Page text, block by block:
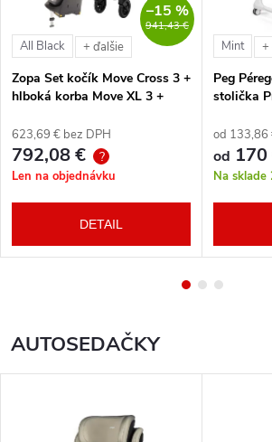
941,43 €
–15 %
All Black + ďalšie
Zopa Set kočík Move Cross 3 +
hlboká korba Move XL 3 +
vlastného výberu + báza
623,69 € bez DPH
792,08 € ?
Len na objednávku
DETAIL
Mint +
Peg
stolička
od 133,86
od 170
Na sklade
AUTOSEDAČKY